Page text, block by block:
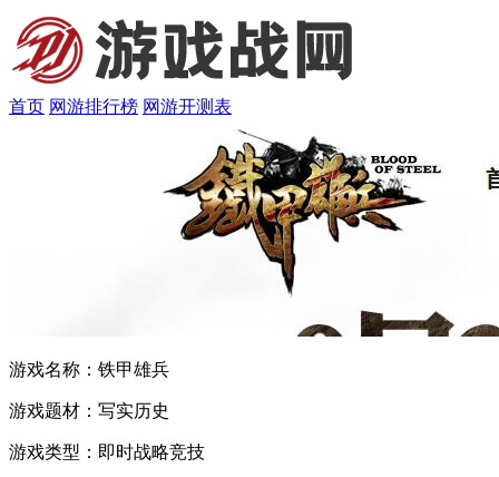
首页 网游排行榜 网游开测表
游戏名称： 铁甲雄兵
游戏题材： 写实历史
游戏类型： 即时战略竞技